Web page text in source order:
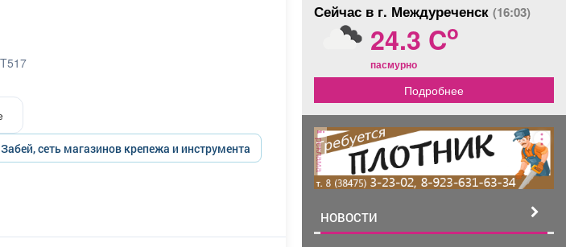
Забей, сеть магазинов крепежа и инструмента
Сейчас в г. Междуреченск (16:03)
24.3 Co
пасмурно
Подробнее
реклама
НОВОСТИ